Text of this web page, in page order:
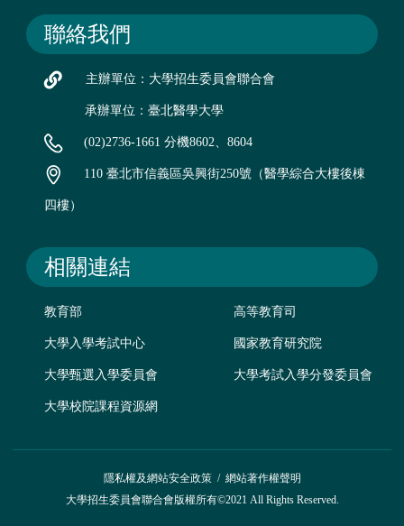
聯絡我們
主辦單位：大學招生委員會聯合會
承辦單位：臺北醫學大學
(02)2736-1661 分機8602、8604
110 臺北市信義區吳興街250號（醫學綜合大樓後棟
四樓）
相關連結
教育部 高等教育司
大學入學考試中心 國家教育研究院
大學甄選入學委員會 大學考試入學分發委員會
大學校院課程資源網
隱私權及網站安全政策/ 網站著作權聲明
大學招生委員會聯合會版權所有©2021 All Rights Reserved.